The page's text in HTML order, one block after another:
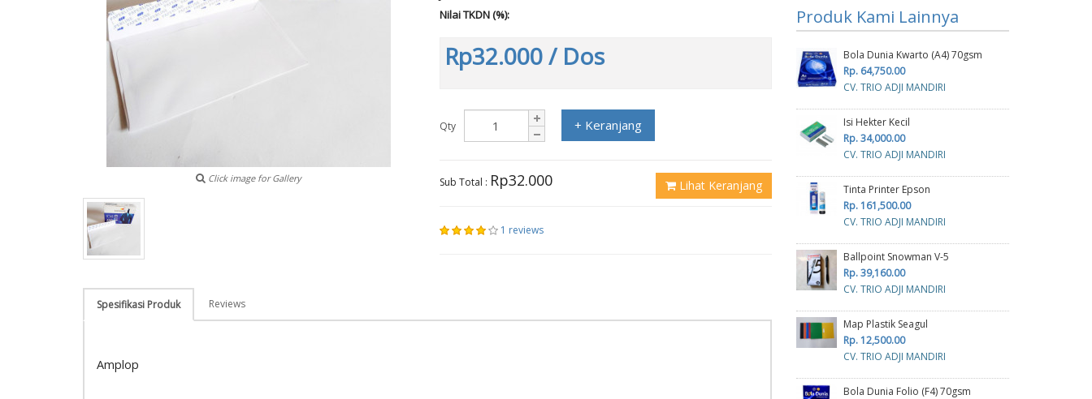
Click image for Gallery
Nilai TKDN (%):
Rp32.000/ Dos
Qty + Keranjang
Sub Total : Rp32.000 Lihat Keranjang
1 reviews
Spesifikasi Produk Reviews
Amplop
Produk Kami Lainnya
Bola Dunia Kwarto (A4) 70gsm
Rp. 64,750.00
CV. TRIO ADJI MANDIRI
Isi Hekter Kecil
Rp. 34,000.00
CV. TRIO ADJI MANDIRI
Tinta Printer Epson
Rp. 161,500.00
CV. TRIO ADJI MANDIRI
Ballpoint Snowman V-5
Rp. 39,160.00
CV. TRIO ADJI MANDIRI
Map Plastik Seagul
Rp. 12,500.00
CV. TRIO ADJI MANDIRI
Bola Dunia Folio (F4) 70gsm